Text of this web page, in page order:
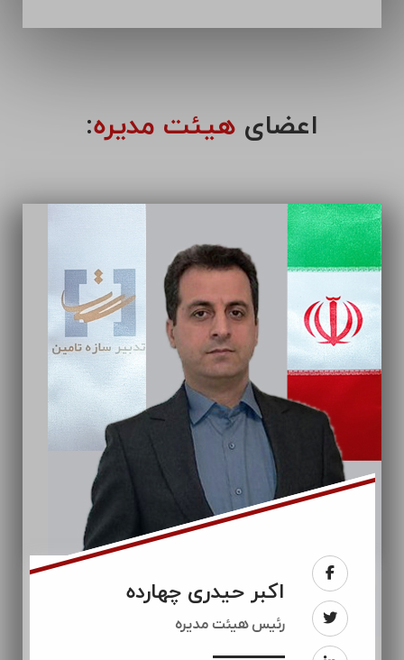
اعضای هیئت مدیره:
اکبر حیدری چهارده
رئيس هیئت مدیره